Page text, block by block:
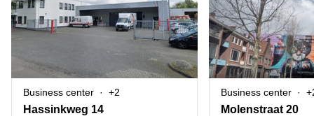
Coworking
Spaces
Virtueel
Kantoor
Bedrijfsruimte
Westpoort
Bergen
Amersfoort
Breda
op
Zoom
huren
Tiel
Kantoor
huren
Huurprijs
Business center +2
Hassinkweg 14
Business center
Molenstraat 20